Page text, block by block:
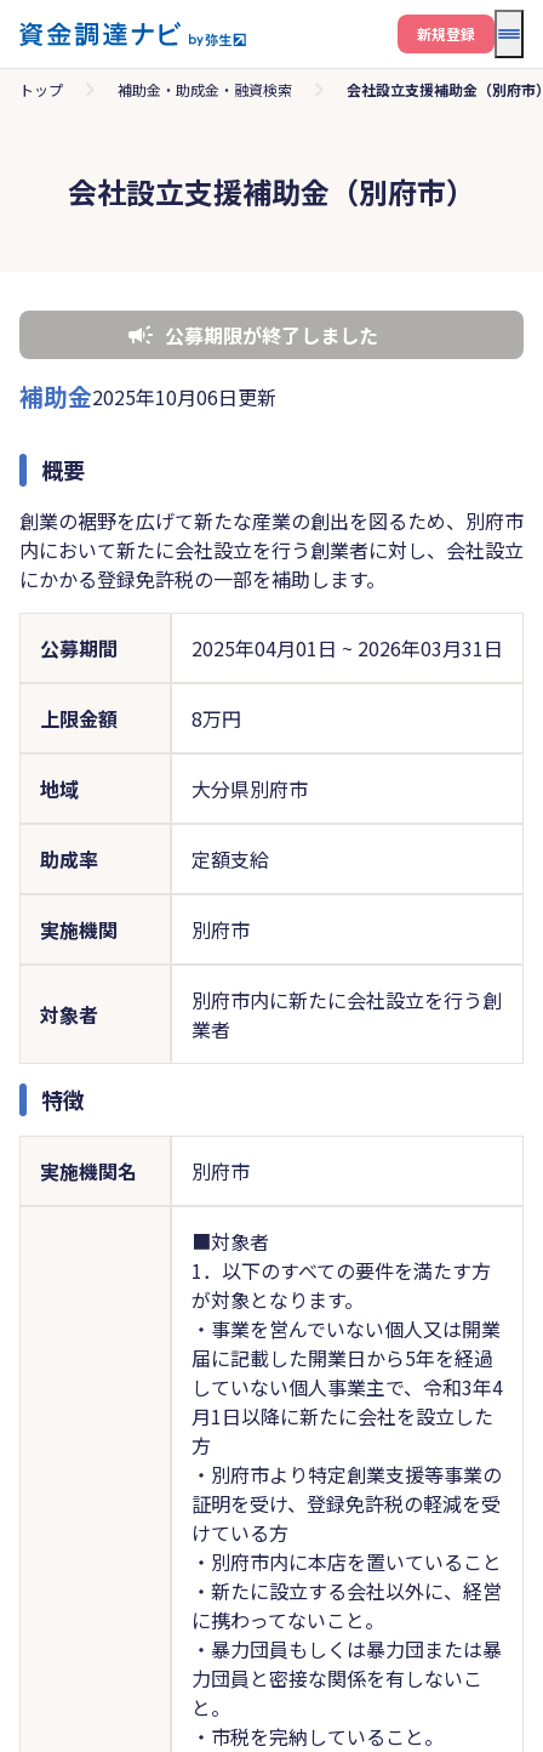
メ
新規登録
トップ 補助金・助成金・融資検索 会社設立支援補助金（別府市
会社設立支援補助金（別府市）
公募期限が終了しました
補助金2025年10月06日更新
概要
創業の裾野を広げて新たな産業の創出を図るため、別府市
内において新たに会社設立を行う創業者に対し、会社設立
にかかる登録免許税の一部を補助します。
公募期間 2025年04月01日 ~ 2026年03月31日
上限金額 8万円
地域 大分県別府市
助成率 定額支給
実施機関 別府市
対象者
別府市内に新たに会社設立を行う創
業者
特徴
実施機関名 別府市
■対象者
1．以下のすべての要件を満たす方
が対象となります。
・事業を営んでいない個人又は開業
届に記載した開業日から5年を経過
していない個人事業主で、令和3年4
月1日以降に新たに会社を設立した
方
・別府市より特定創業支援等事業の
証明を受け、登録免許税の軽減を受
けている方
・別府市内に本店を置いていること
・新たに設立する会社以外に、経営
に携わってないこと。
・暴力団員もしくは暴力団または暴
力団員と密接な関係を有しないこ
と。
・市税を完納していること。